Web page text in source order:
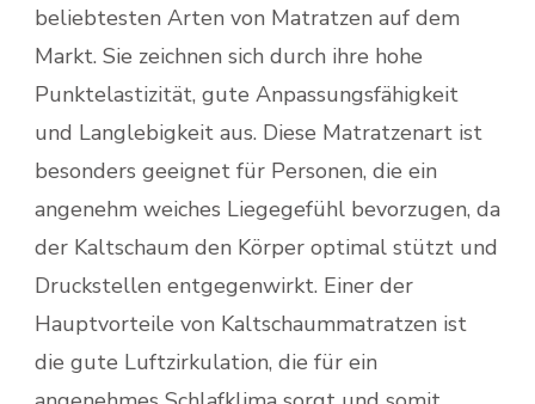
beliebtesten Arten von Matratzen auf dem
Markt. Sie zeichnen sich durch ihre hohe
Punktelastizität, gute Anpassungsfähigkeit
und Langlebigkeit aus. Diese Matratzenart ist
besonders geeignet für Personen, die ein
angenehm weiches Liegegefühl bevorzugen, da
der Kaltschaum den Körper optimal stützt und
Druckstellen entgegenwirkt. Einer der
Hauptvorteile von Kaltschaummatratzen ist
die gute Luftzirkulation, die für ein